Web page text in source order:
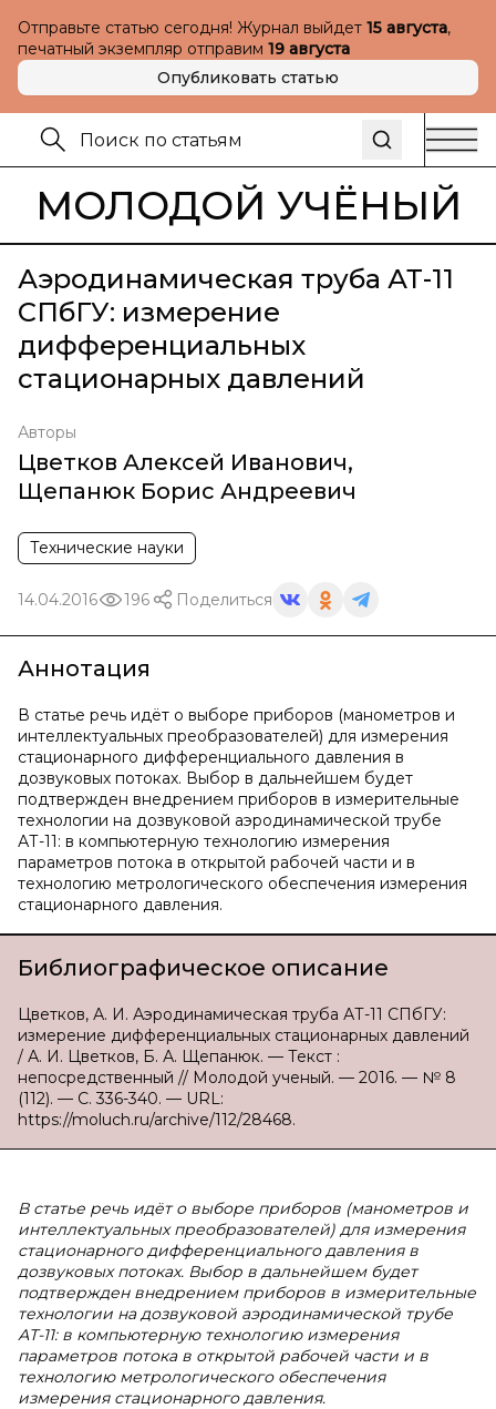
Отправьте статью сегодня! Журнал выйдет 15 августа,
печатный экземпляр отправим 19 августа
Опубликовать статью
МОЛОДОЙ УЧЁНЫЙ
Аэродинамическая труба АТ-11
СПбГУ: измерение
дифференциальных
стационарных давлений
Авторы
Цветков Алексей Иванович,
Щепанюк Борис Андреевич
Технические науки
14.04.2016 196 Поделиться
Аннотация
В статье речь идёт о выборе приборов (манометров и
интеллектуальных преобразователей) для измерения
стационарного дифференциального давления в
дозвуковых потоках. Выбор в дальнейшем будет
подтвержден внедрением приборов в измерительные
технологии на дозвуковой аэродинамической трубе
АТ-11: в компьютерную технологию измерения
параметров потока в открытой рабочей части и в
технологию метрологического обеспечения измерения
стационарного давления.
Библиографическое описание
Цветков, А. И. Аэродинамическая труба АТ-11 СПбГУ:
измерение дифференциальных стационарных давлений
/ А. И. Цветков, Б. А. Щепанюк. — Текст :
непосредственный // Молодой ученый. — 2016. — № 8
(112). — С. 336-340. — URL:
https://moluch.ru/archive/112/28468.
В статье речь идёт о выборе приборов (манометров и
интеллектуальных преобразователей) для измерения
стационарного дифференциального давления в
дозвуковых потоках. Выбор в дальнейшем будет
подтвержден внедрением приборов в измерительные
технологии на дозвуковой аэродинамической трубе
АТ-11: в компьютерную технологию измерения
параметров потока в открытой рабочей части и в
технологию метрологического обеспечения
измерения стационарного давления.